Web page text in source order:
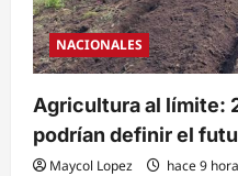
NACIONALES
Agricultura al límite:
podrían definir el
Maycol Lopez hace 9